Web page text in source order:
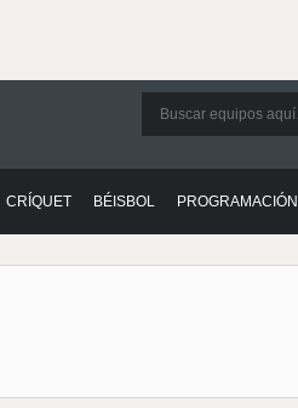
CRÍQUET BÉISBOL